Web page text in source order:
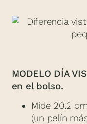
MODELO DÍA
en el bolso.
Mide 20,2
(un pelín